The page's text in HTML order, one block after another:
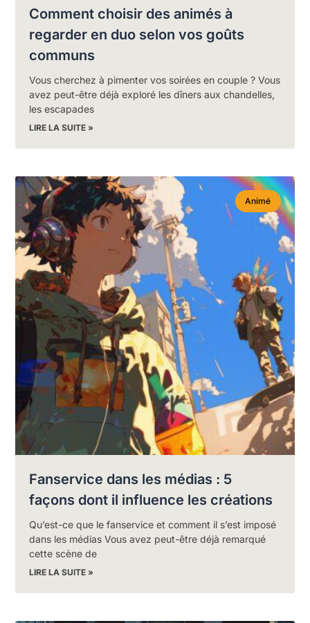
Comment choisir des animés à
regarder en duo selon vos goûts
communs
Vous cherchez à pimenter vos soirées en couple ? Vous
avez peut-être déjà exploré les dîners aux chandelles,
les escapades
LIRE LA SUITE »
Animé
Fanservice dans les médias : 5
façons dont il influence les créations
Qu’est-ce que le fanservice et comment il s’est imposé
dans les médias Vous avez peut-être déjà remarqué
cette scène de
LIRE LA SUITE »